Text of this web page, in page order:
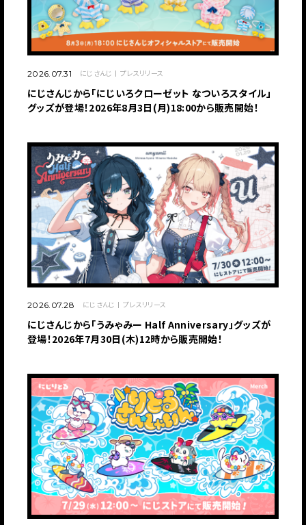
2026.07.31 にじさんじ プレスリリース
にじさんじから「にじいろクローゼット なついろスタイル」
グッズが登場！2026年8月3日(月)18:00から販売開始！
2026.07.28 にじさんじ プレスリリース
にじさんじから「うみゃみー Half Anniversary」グッズが
登場！2026年7月30日(木)12時から販売開始！